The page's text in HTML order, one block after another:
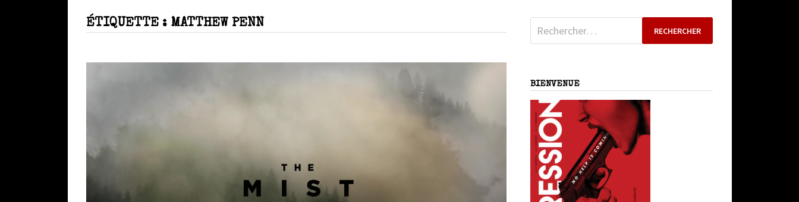
ÉTIQUETTE : MATTHEW PENN Rechercher :
BIENVENUE